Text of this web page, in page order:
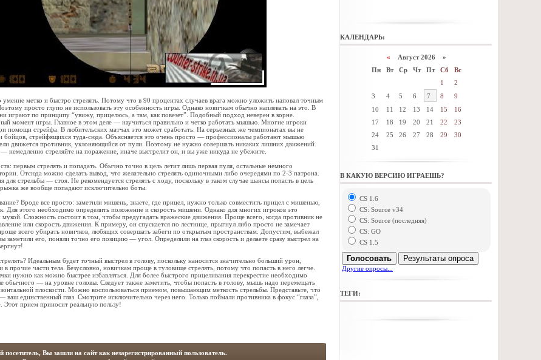
КАЛЕНДАРЬ:
« Август 2026 »
Пн
Вт Ср Чт Пт Сб
Вс
1
2
3
4 5 6 7 8
9
10
11 12 13 14 15
16
17
18 19 20 21 22
23
24
25 26 27 28 29
30
31
В КАКУЮ ВЕРСИЮ ИГРАЕШЬ?
CS 1.6
CS: Source v34
CS: Source (последняя)
CS: GO
CS 1.5
Голосовать Результаты опроса
Другие опросы...
ТЕГИ:
метко и быстро стрелять. Потому что в 90 процентах случаев врага можно уложить наповал точным
просто глупо не использовать эту особенность игры. Однако новичкам обычно наплевать на это. В
играют по принципу “увижу, прицелюсь, а там, как повезет”. Подобный подход неверен в корне.
момент игры. Главное в этом деле — научиться правильно и четко работать мышью. Многие игроки
помощи стрейфа. В любительских матчах это может сработать. На серьезных же чемпионатах вы не
бойцов, стрейфящихся туда-сюда. Объясняется это очень просто — профессионалы работают мышью
движется противник, уклоняющийся от пули. Поэтому не нужно совершать никаких лишних движений.
немедленно стреляйте на поражение, иначе выстрелит он, и вы уже никуда не убежите.
первым стрелять и попадать. Обычно точно в цель летит лишь первая пуля, остальные немного
Отсюда можно сделать вывод, что желательно стрелять одиночными либо очередями по 2-3 патрона.
для стрельбы — стоя. Не рекомендуется стрелять с ходу, поскольку в таком случае шансы попасть в цель
же вообще попадают исключительно боты.
Вроде все просто: заметили мишень, знаете, где прицел, нужно только совместить прицел с мишенью,
Для этого необходимо определить положение и скорость мишени. Однако для многих игроков это
мукой. Сложность состоит в том, чтобы предугадать вражеские движения. Проще всего, когда противник не
или скорость движения. К примеру, он спускается по лестнице, прыгнул либо просто не замечает
всего убирать новичков, любящих совершать забеги по открытым пространствам. Допустим, выбежал
заметили его, поняли точно его позицию — угол. Определили на глаз скорость и делаете сразу выстрел на
Идеальным будет точный выстрел в голову, поскольку наносится значительно больший урон,
прочие части тела. Безусловно, новичкам проще в туловище стрелять, потому что попасть в него легче.
нужно как можно быстрее избавляться. Для более быстрого прицеливания перекрестие необходимо
обычного — на уровне головы. Следует также заметить, чтобы попасть в голову, мышь надо перемещать
плоскости. Можно воспользоваться приемом, повышающим меткость стрельбы. Представьте, что
ваш единственный глаз. Смотрите исключительно через него. Только поймали противника в фокус “глаза”,
Этот прием приносит реальную пользу!
Вы зашли на сайт как незарегистрированный пользователь.